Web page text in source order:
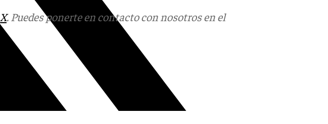
X. Puedes ponerte en contacto con nosotros en el